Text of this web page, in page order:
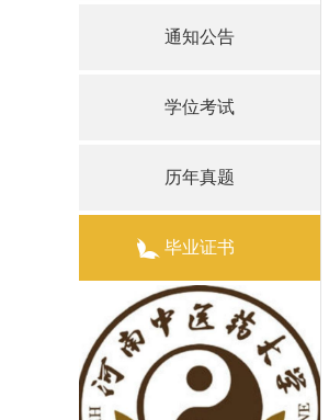
通知公告
学位考试
历年真题
毕业证书